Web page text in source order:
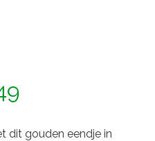
dit gouden eendje in